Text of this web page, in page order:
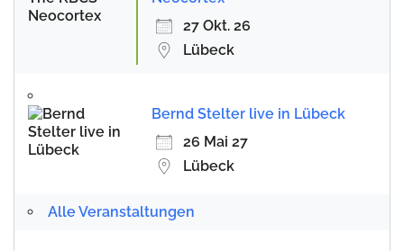
27 Okt. 26
Lübeck
Bernd Stelter live in Lübeck
26 Mai 27
Lübeck
Alle Veranstaltungen